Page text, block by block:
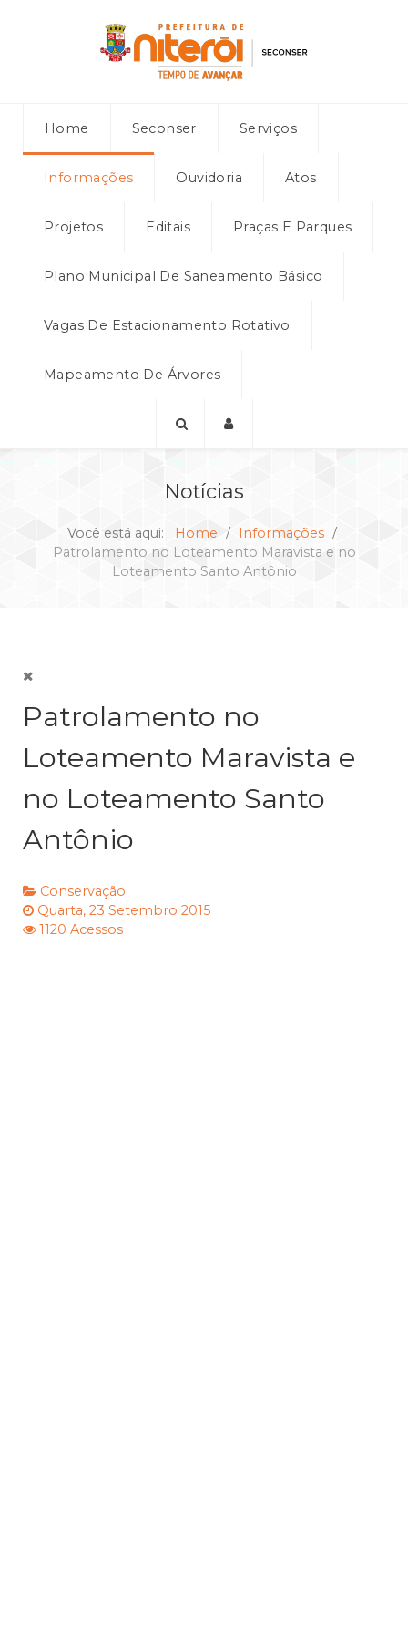
Home Seconser Serviços
Informações Ouvidoria Atos
Projetos Editais Praças E Parques
Plano Municipal De Saneamento Básico
Vagas De Estacionamento Rotativo
Mapeamento De Árvores
Notícias
Você está aqui: Home
Informações
Patrolamento no Loteamento Maravista e no
Loteamento Santo Antônio
Patrolamento no
Loteamento Maravista e
no Loteamento Santo
Antônio
Conservação
Quarta, 23 Setembro 2015
1120 Acessos